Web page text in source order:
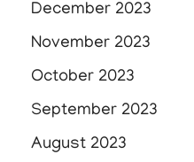
December 2023
November 2023
October 2023
September 2023
August 2023